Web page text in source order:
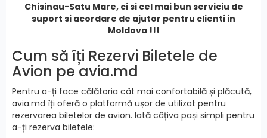
Chisinau-Satu Mare, ci si cel mai bun serviciu de
suport si acordare de ajutor pentru clienti in
Moldova !!!
Cum să îți Rezervi Biletele de
Avion pe avia.md
Pentru a-ți face călătoria cât mai confortabilă și plăcută,
avia.md îți oferă o platformă ușor de utilizat pentru
rezervarea biletelor de avion. Iată câțiva pași simpli pentru
a-ți rezerva biletele: